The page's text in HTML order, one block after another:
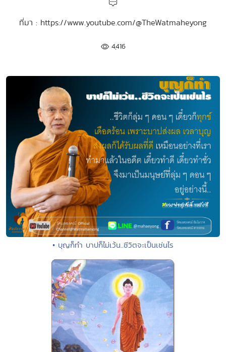
ที่มา : https://www.youtube.com/@TheWatmaheyong
4,416
• บุญก็ทำ บาปก็ไม่เว้น..ชีวิตจะเป็นเช่นไร